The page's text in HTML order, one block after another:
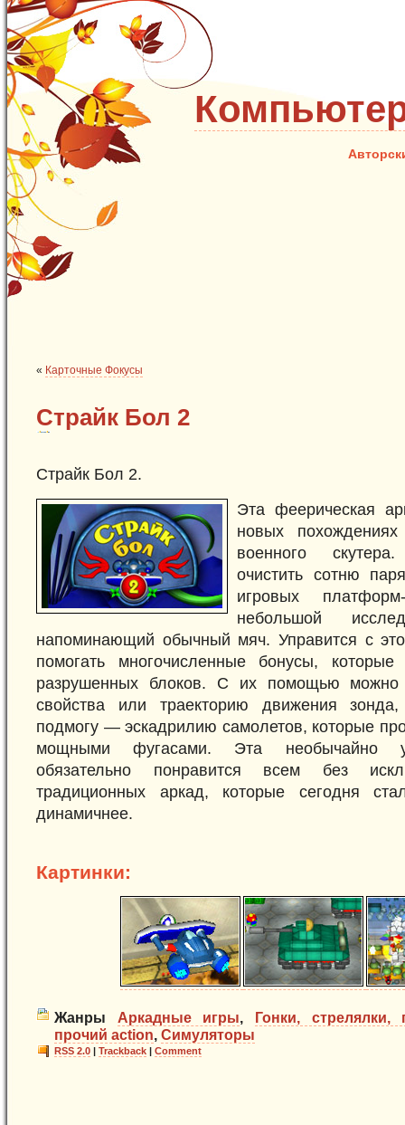
« Карточные Фокусы
Страйк Бол 2
Страйк Бол 2.
Эта феерическая
новых
военного
очистить сотню
игровых
небольшой
напоминающий обычный мяч. Управится с
помогать многочисленные бонусы,
разрушенных блоков. С их помощью можно
свойства или траекторию движения
подмогу — эскадрилию самолетов, которые
мощными фугасами. Эта необычайно
обязательно понравится всем без
традиционных аркад, которые сегодня
динамичнее.
Картинки:
Жанры Аркадные игры, Гонки, стрелялки,
прочий action, Симуляторы
RSS 2.0 | Trackback | Comment